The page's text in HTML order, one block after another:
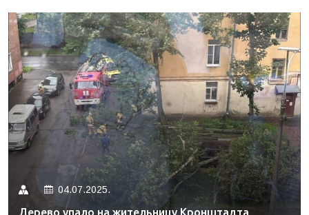
04.07.2025.
Дерево упало на жительницу Кронштадта